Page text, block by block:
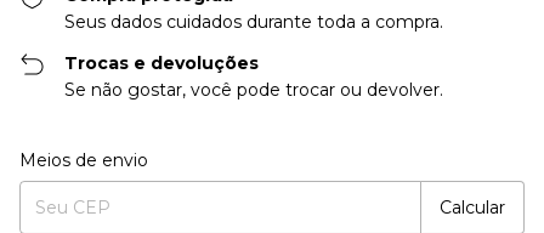
Seus dados cuidados durante toda a compra.
Trocas e devoluções
Se não gostar, você pode trocar ou devolver.
Entregas para o CEP:
Meios de envio
Calcular